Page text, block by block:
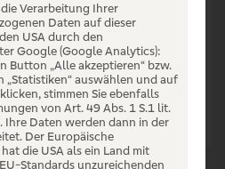
Verarbeitung Ihrer
Daten auf dieser
USA durch den
Google (Google Analytics):
Button „Alle akzeptieren“ bzw.
„Statistiken“ auswählen und auf
stimmen Sie ebenfalls
von Art. 49 Abs. 1 S.1 lit.
Ihre Daten werden dann in der
Der Europäische
die USA als ein Land mit
Standards unzureichenden